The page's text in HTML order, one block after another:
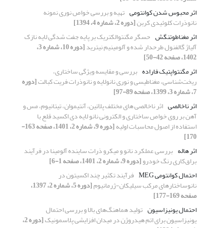
اثر محبوس شدن کوانتومی تهیه و بررسی خواص نوری نمونه
نانوذرات کلوئیدی کربن[دوره 2، شماره 4، 1394]
اثر مغناطوتنگش حسگر مگنتوالکتریک بر پایه جفت شدگی لایه نازک
آلیاژ گالفنول طرحدار شده و آلومینیم نیترید [دوره 10، شماره 3،
1402، صفحه 42-50]
اثر مگنتواپتیک فاراده بررسی و مقایسه ویژگی ساختاری،
ریخت‌شناسی، مغناطیسی و نوری نانولایه و نانوذرات فریت کبالت[دوره
7، شماره 3، 1399، صفحه 89-97]
اثر ناخالصی اثر ناخالصی های مختلف پلاتین، آنتیموان، تیتانیوم، مس و
آهن بر روی خواص ساختاری و الکترونی نانو لایه دی اکسید قلع با
استفاده از اصول محاسبات اولیه [دوره 9، شماره 2، 1401، صفحه 163-
170]
اثر هاله بررسی عملکرد نانو و میکرو ذرات ساینده آلومینا در فرآیند
براق‌کاری رنگ خودرو[دوره 9، شماره 2، 1401، صفحه 1-6]
احتمال کوانتومی MEG
فرآیند تکثیر چند اکسیتون در
نانوساختارهای مرکب سیلیکان-ژرمانیوم [دوره 5، شماره 2، 1397،
صفحه 169-177]
احتمال یونیزاسیون تولید هماهنگ‌های بالا و بررسی احتمال
یونیزاسیون برای اتم هیدروژن در میدان افزایشی پلاسمونیک [دوره 2،